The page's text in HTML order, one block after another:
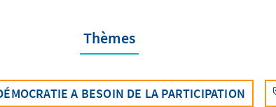
Thèmes
A BESOIN DE LA PARTICIPATION